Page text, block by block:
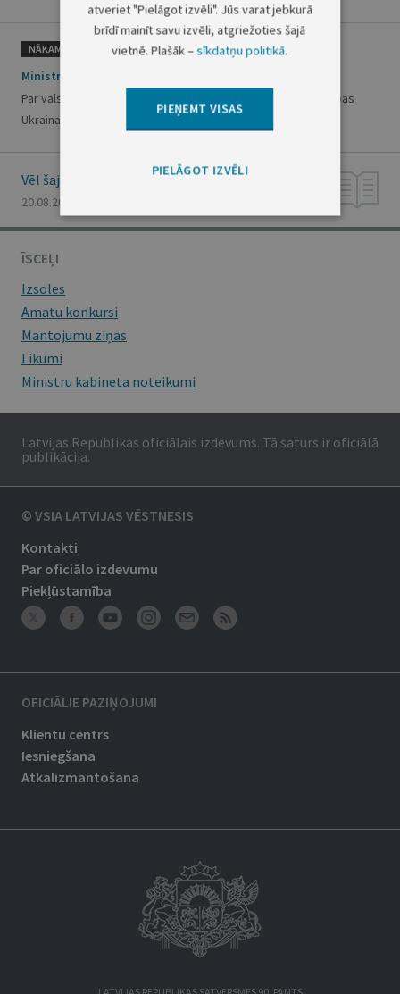
NĀKAMAIS
Ministru kabineta rīkojums Nr. 642
Par valstij piekritīgo transportlīdzekļu nodošanu bez atlīdzības
Ukrainai
Vēl šajā numurā
20.08.2024., Nr. 161
ĪSCEĻI
Izsoles
Amatu konkursi
Mantojumu ziņas
Likumi
Ministru kabineta noteikumi
Latvijas Republikas oficiālais izdevums. Tā saturs ir oficiālā
publikācija.
© VSIA LATVIJAS VĒSTNESIS
Kontakti
Par oficiālo izdevumu
Piekļūstamība
OFICIĀLIE PAZIŅOJUMI
Klientu centrs
Iesniegšana
Atkalizmantošana
atveriet "Pielāgot izvēli". Jūs varat jebkurā
brīdī mainīt savu izvēli, atgriežoties šajā
vietnē. Plašāk –sīkdatņu politikā.
PIEŅEMT VISAS
PIELĀGOT IZVĒLI